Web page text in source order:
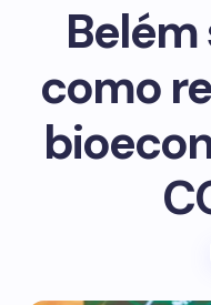
como